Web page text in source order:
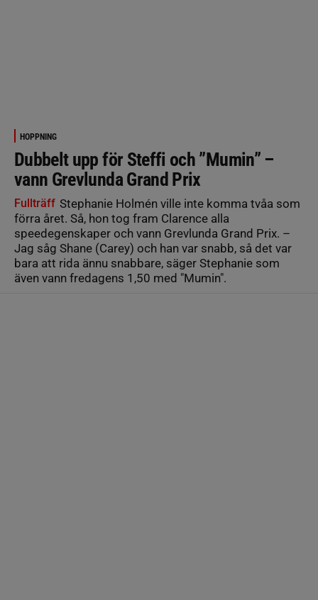
HOPPNING
Dubbelt upp för Steffi och ”Mumin” –
vann Grevlunda Grand Prix
Fullträff Stephanie Holmén ville inte komma tvåa som
förra året. Så, hon tog fram Clarence alla
speedegenskaper och vann Grevlunda Grand Prix. –
Jag såg Shane (Carey) och han var snabb, så det var
bara att rida ännu snabbare, säger Stephanie som
även vann fredagens 1,50 med "Mumin".